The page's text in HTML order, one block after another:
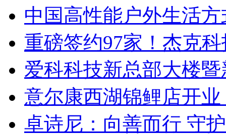
中国高性能户外生活
重磅签约97家！杰克
爱科科技新总部大楼
意尔康西湖锦鲤店开
卓诗尼：向善而行 守